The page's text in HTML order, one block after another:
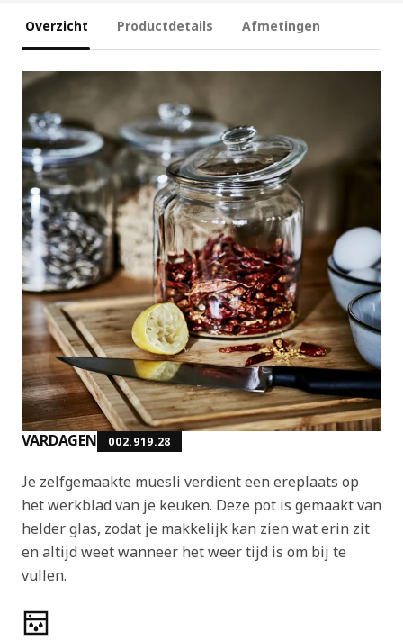
Overzicht Productdetails Afmetingen
VARDAGEN 002.919.28
Je zelfgemaakte muesli verdient een ereplaats op
het werkblad van je keuken. Deze pot is gemaakt van
helder glas, zodat je makkelijk kan zien wat erin zit
en altijd weet wanneer het weer tijd is om bij te
vullen.
Producteigenschappen